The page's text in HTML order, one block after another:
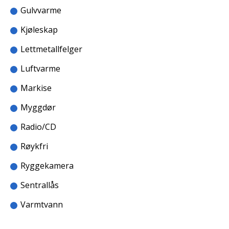
Gulvvarme
Kjøleskap
Lettmetallfelger
Luftvarme
Markise
Myggdør
Radio/CD
Røykfri
Ryggekamera
Sentrallås
Varmtvann